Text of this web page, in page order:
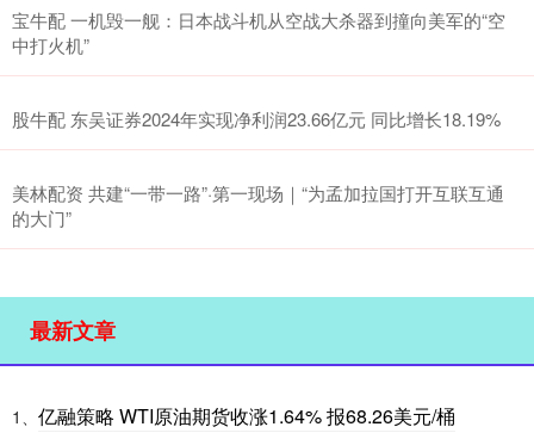
宝牛配 一机毁一舰：日本战斗机从空战大杀器到撞向美军的“空
中打火机”
股牛配 东吴证券2024年实现净利润23.66亿元 同比增长18.19%
美林配资 共建“一带一路”·第一现场｜“为孟加拉国打开互联互通
的大门”
最新文章
1、 亿融策略 WTI原油期货收涨1.64% 报68.26美元/桶